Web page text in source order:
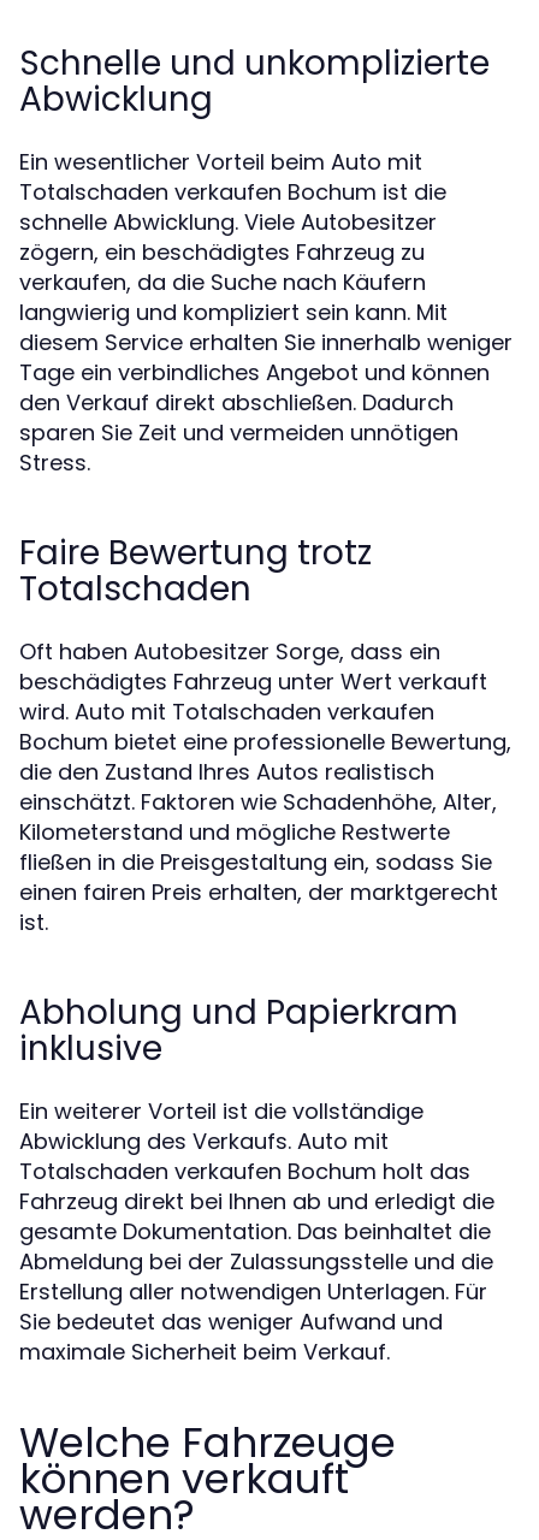
Schnelle und unkomplizierte
Abwicklung
Ein wesentlicher Vorteil beim Auto mit
Totalschaden verkaufen Bochum ist die
schnelle Abwicklung. Viele Autobesitzer
zögern, ein beschädigtes Fahrzeug zu
verkaufen, da die Suche nach Käufern
langwierig und kompliziert sein kann. Mit
diesem Service erhalten Sie innerhalb weniger
Tage ein verbindliches Angebot und können
den Verkauf direkt abschließen. Dadurch
sparen Sie Zeit und vermeiden unnötigen
Stress.
Faire Bewertung trotz
Totalschaden
Oft haben Autobesitzer Sorge, dass ein
beschädigtes Fahrzeug unter Wert verkauft
wird. Auto mit Totalschaden verkaufen
Bochum bietet eine professionelle Bewertung,
die den Zustand Ihres Autos realistisch
einschätzt. Faktoren wie Schadenhöhe, Alter,
Kilometerstand und mögliche Restwerte
fließen in die Preisgestaltung ein, sodass Sie
einen fairen Preis erhalten, der marktgerecht
ist.
Abholung und Papierkram
inklusive
Ein weiterer Vorteil ist die vollständige
Abwicklung des Verkaufs. Auto mit
Totalschaden verkaufen Bochum holt das
Fahrzeug direkt bei Ihnen ab und erledigt die
gesamte Dokumentation. Das beinhaltet die
Abmeldung bei der Zulassungsstelle und die
Erstellung aller notwendigen Unterlagen. Für
Sie bedeutet das weniger Aufwand und
maximale Sicherheit beim Verkauf.
Welche Fahrzeuge
können verkauft
werden?